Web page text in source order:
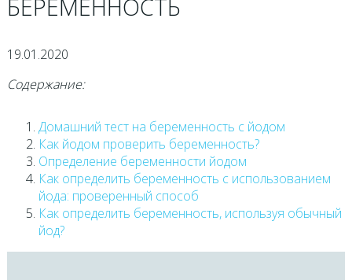
БЕРЕМЕННОСТЬ
19.01.2020
Содержание:
Домашний тест на беременность с йодом
Как йодом проверить беременность?
Определение беременности йодом
Как определить беременность с использованием
йода: проверенный способ
Как определить беременность, используя обычный
йод?